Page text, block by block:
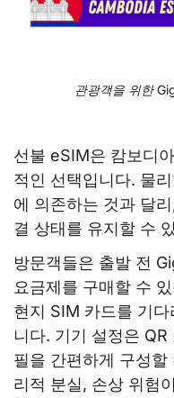
관광객을 위한
선불 eSIM은 캄보디
적인 선택입니다. 물
에 의존하는 것과 달
결 상태를 유지할 수
방문객들은 출발 전
요금제를 구매할 수
현지 SIM 카드를 기
니다. 기기 설정은
필을 간편하게 구성
리적 분실, 손상 위험